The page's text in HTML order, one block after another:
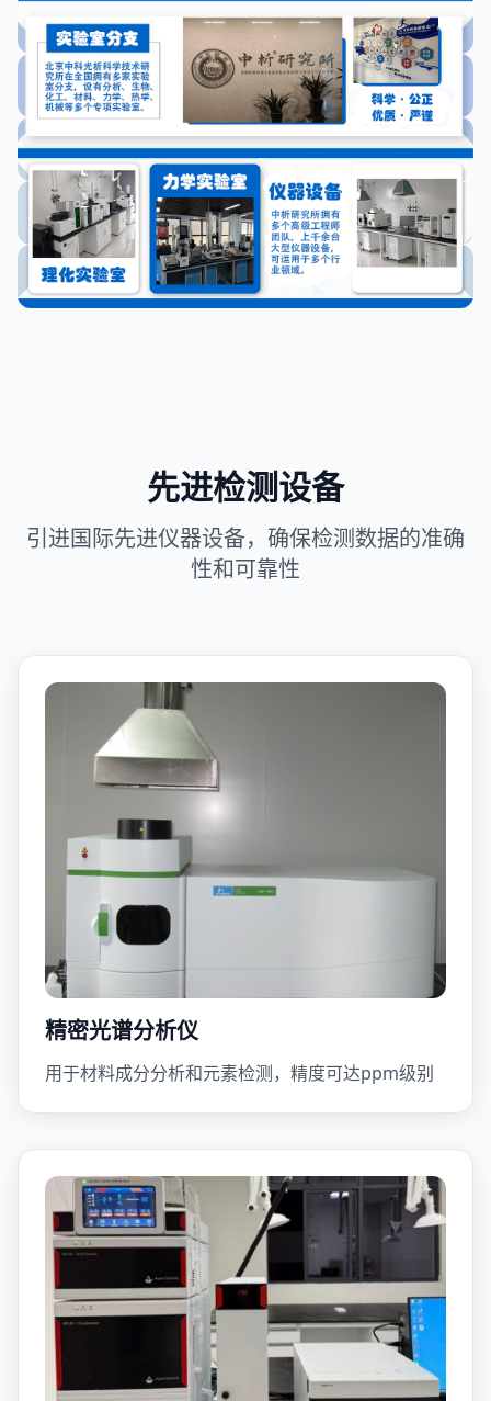
先进检测设备
引进国际先进仪器设备，确保检测数据的准确
性和可靠性
精密光谱分析仪
用于材料成分分析和元素检测，精度可达ppm级别